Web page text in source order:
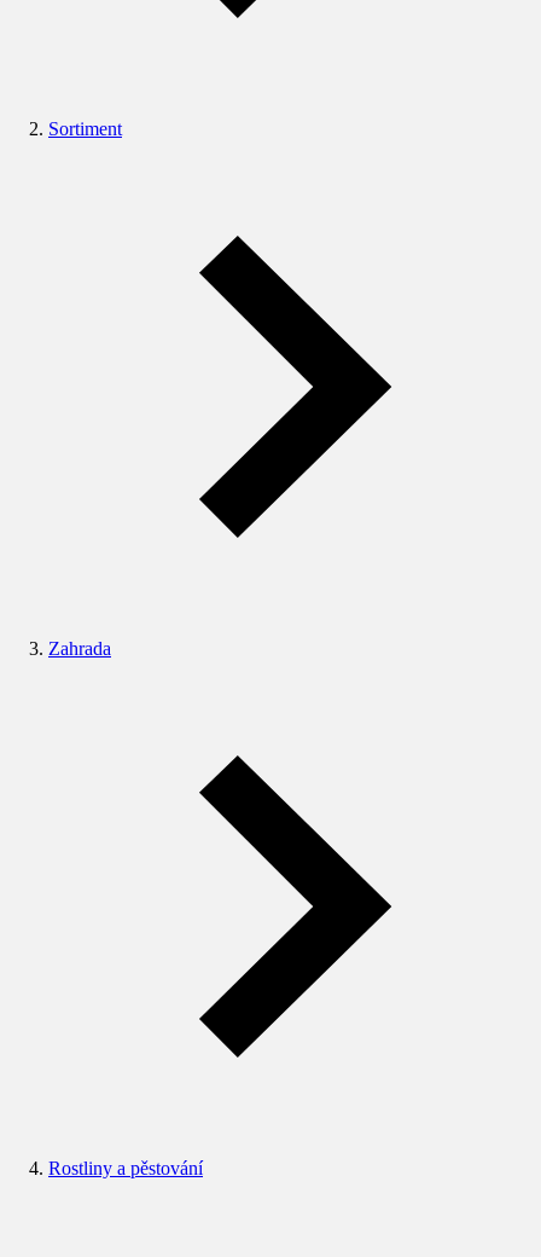
Sortiment
Zahrada
Rostliny a pěstování